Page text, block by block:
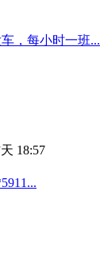
，每小时一班...
18:57